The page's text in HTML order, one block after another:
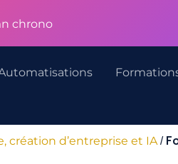
chrono
création d’entreprise et IA/